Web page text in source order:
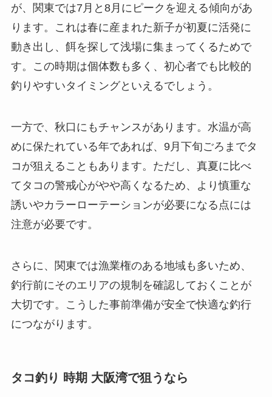
が、関東では7月と8月にピークを迎える傾向があ
ります。これは春に産まれた新子が初夏に活発に
動き出し、餌を探して浅場に集まってくるためで
す。この時期は個体数も多く、初心者でも比較的
釣りやすいタイミングといえるでしょう。
一方で、秋口にもチャンスがあります。水温が高
めに保たれている年であれば、9月下旬ごろまでタ
コが狙えることもあります。ただし、真夏に比べ
てタコの警戒心がやや高くなるため、より慎重な
誘いやカラーローテーションが必要になる点には
注意が必要です。
さらに、関東では漁業権のある地域も多いため、
釣行前にそのエリアの規制を確認しておくことが
大切です。こうした事前準備が安全で快適な釣行
につながります。
タコ釣り 時期 大阪湾で狙うなら